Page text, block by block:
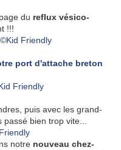
du reflux vésico-
!!!
port d'attache breton
puis avec les grand-
bien trop vite...
notre nouveau chez-